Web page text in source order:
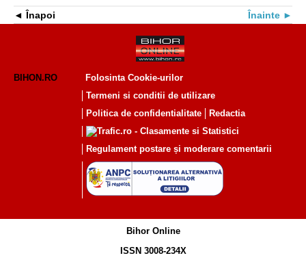
Înapoi Înainte
BIHON.RO
Folosinta Cookie-urilor
Termeni si conditii de utilizare
Politica de confidentialitate
Redactia
Regulament postare și moderare comentarii
Bihor Online
ISSN 3008-234X